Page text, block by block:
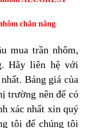
chắn nắng
mua trần nhôm,
Hãy liên hệ với
Bảng giá của
trường nên để có
xác nhất xin quý
tôi để chúng tôi